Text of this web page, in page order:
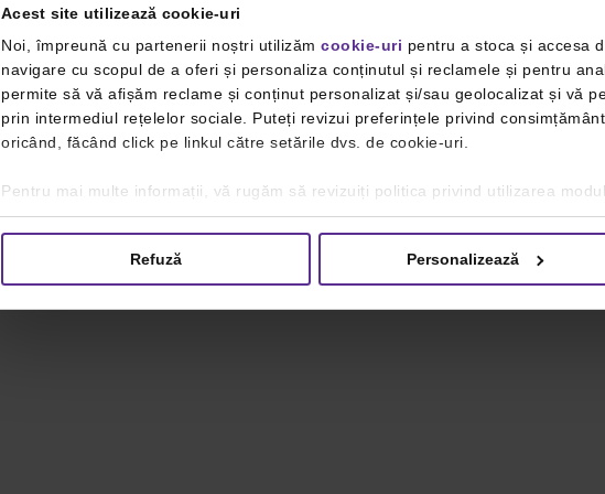
Acest site utilizează cookie-uri
Noi, împreună cu partenerii noștri utilizăm cookie-uri pentru a stoca și accesa
navigare cu scopul de a oferi și personaliza conținutul și reclamele și pentru
permite să vă afișăm reclame și conținut personalizat și/sau geolocalizat și vă
prin intermediul rețelelor sociale. Puteți revizui preferințele privind
oricând, făcând click pe linkul către setările dvs. de cookie-uri.
Pentru mai multe informații, vă rugăm să revizuiți politica privind utilizarea
Refuză Personalizează